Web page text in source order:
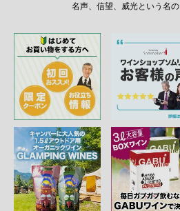
名声、信望、威光という名